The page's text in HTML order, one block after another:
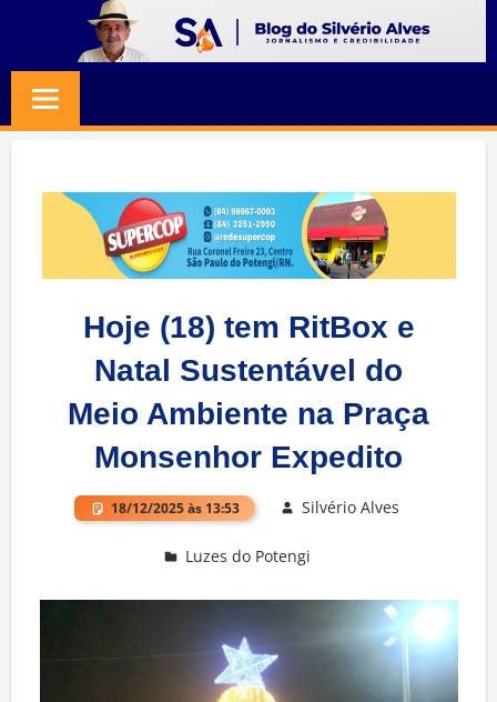
content
SILVERIO
ALVES
Jornalismo
Credibilidade
Hoje (18) tem RitBox e
Natal Sustentável do
Meio Ambiente na Praça
Monsenhor Expedito
18/12/2025 às 13:53 Silvério Alves
Luzes do Potengi